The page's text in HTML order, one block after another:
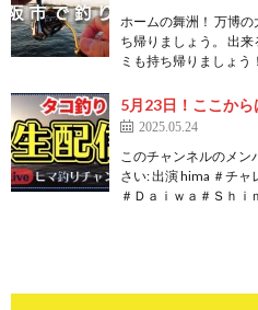
ホームの舞洲！ 万博
ち帰りましょう。 出
ミも持ち帰りましょ
5月23日！ここか
2025.05.24
このチャンネルのメン
さい: 出演 hima ＃チ
＃Ｄａｉｗａ＃Ｓｈ